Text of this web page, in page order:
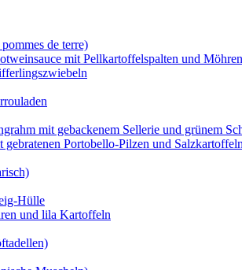
de terre)
mit Pellkartoffelspalten und Möhren
mit gebackenem Sellerie und grünem
gebratenen Portobello-Pilzen und
Hülle
und lila Kartoffeln